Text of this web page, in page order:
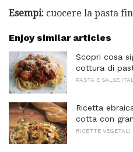
Esempi: cuocere la pasta
Enjoy similar articles
Scopri cosa
cottura di
PASTA E SALSE
Ricetta
cotta con
RICETTE VEGETALI